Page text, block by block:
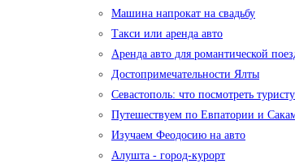
Машина напрокат на свадьбу
Такси или аренда авто
Аренда авто для романтической
Достопримечательности Ялты
Севастополь: что посмотреть туристу
Путешествуем по Евпатории и
Изучаем Феодосию на авто
Алушта - город-курорт